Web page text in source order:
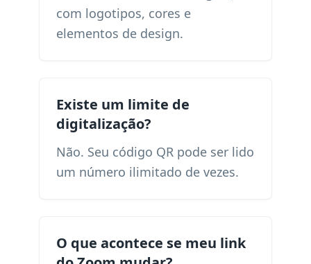
com logotipos, cores e
elementos de design.
Existe um limite de
digitalização?
Não. Seu código QR pode ser lido
um número ilimitado de vezes.
O que acontece se meu link